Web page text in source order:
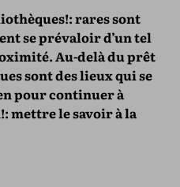
rares sont
se prévaloir d’un tel
Au-delà du prêt
sont des lieux qui se
pour continuer à
mettre le savoir à la